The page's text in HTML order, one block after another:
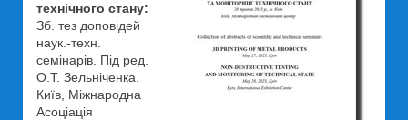
технічного стану:
Зб. тез доповідей
наук.-техн.
семінарів. Під ред.
О.Т. Зельніченка.
Київ, Міжнародна
Асоціація